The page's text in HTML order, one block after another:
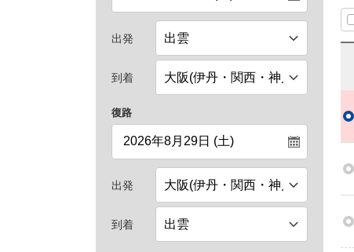
出発
到着
復路
出発
到着